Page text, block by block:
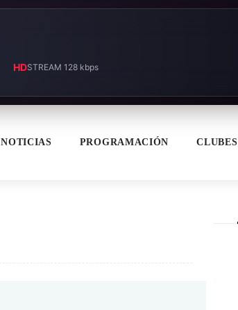
HDSTREAM 128 kbps
NOTICIAS PROGRAMACIÓN CLUBES